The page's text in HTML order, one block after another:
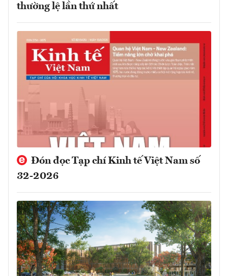
thường lệ lần thứ nhất
Đón đọc Tạp chí Kinh tế Việt Nam số
32-2026